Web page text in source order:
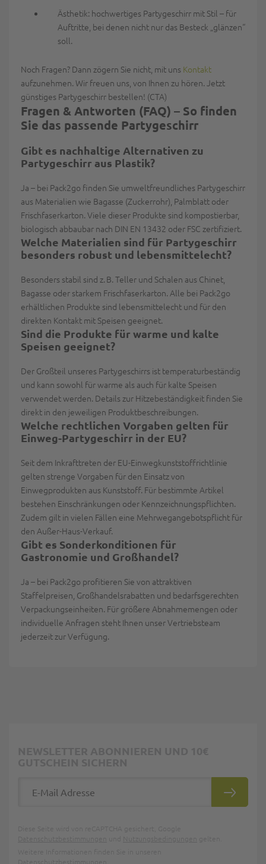
Ästhetik: hochwertiges Partygeschirr mit Stil – für
Auftritte, bei denen nicht nur das Besteck „glänzen“
soll.
Noch Fragen? Dann zögern Sie nicht, mit uns Kontakt
aufzunehmen. Wir freuen uns, von Ihnen zu hören. Jetzt
günstiges Partygeschirr bestellen! (CTA)
Fragen & Antworten (FAQ) – So finden
Sie das passende Partygeschirr
Gibt es nachhaltige Alternativen zu
Partygeschirr aus Plastik?
Ja – bei Pack2go finden Sie umweltfreundliches Partygeschirr
aus Materialien wie Bagasse (Zuckerrohr), Palmblatt oder
Frischfaserkarton. Viele dieser Produkte sind kompostierbar,
biologisch abbaubar nach DIN EN 13432 oder FSC zertifiziert.
Welche Materialien sind für Partygeschirr
besonders robust und lebensmittelecht?
Besonders stabil sind z. B. Teller und Schalen aus Chinet,
Bagasse oder starkem Frischfaserkarton. Alle bei Pack2go
erhältlichen Produkte sind lebensmittelecht und für den
direkten Kontakt mit Speisen geeignet.
Sind die Produkte für warme und kalte
Speisen geeignet?
Der Großteil unseres Partygeschirrs ist temperaturbeständig
und kann sowohl für warme als auch für kalte Speisen
verwendet werden. Details zur Hitzebeständigkeit finden Sie
direkt in den jeweiligen Produktbeschreibungen.
Welche rechtlichen Vorgaben gelten für
Einweg-Partygeschirr in der EU?
Seit dem Inkrafttreten der EU-Einwegkunststoffrichtlinie
gelten strenge Vorgaben für den Einsatz von
Einwegprodukten aus Kunststoff. Für bestimmte Artikel
bestehen Einschränkungen oder Kennzeichnungspflichten.
Zudem gilt in vielen Fällen eine Mehrwegangebotspflicht für
den Außer-Haus-Verkauf.
Gibt es Sonderkonditionen für
Gastronomie und Großhandel?
Ja – bei Pack2go profitieren Sie von attraktiven
Staffelpreisen, Großhandelsrabatten und bedarfsgerechten
Verpackungseinheiten. Für größere Abnahmemengen oder
individuelle Anfragen steht Ihnen unser Vertriebsteam
jederzeit zur Verfügung.